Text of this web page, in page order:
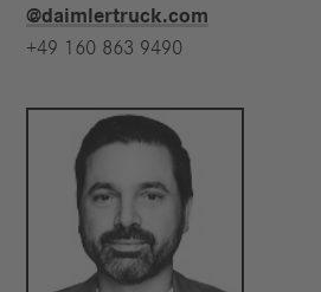
@daimlertruck.com
+49 160 863 9490